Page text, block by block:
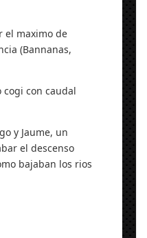
el maximo de
(Bannanas,
cogi con caudal
y Jaume, un
el descenso
bajaban los rios